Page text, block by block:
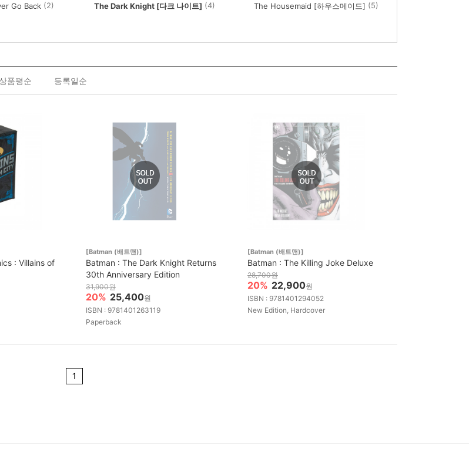
Go Back (2) The Dark Knight [다크 나이트] (4) The Housemaid [하우스메이드] (5)
상품평순 등록일순
: Villains of
[Batman (배트맨)]
Batman : The Dark Knight Returns
30th Anniversary Edition
31,900원
20% 25,400원
ISBN : 9781401263119
Paperback
[Batman (배트맨)]
Batman : The Killing Joke Deluxe
28,700원
20% 22,900원
ISBN : 9781401294052
New Edition, Hardcover
1